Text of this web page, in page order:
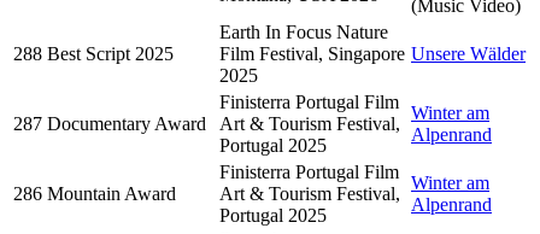
(Music Video)
288 Best Script 2025
Earth In Focus Nature
Film Festival, Singapore
2025
Unsere Wälder
287 Documentary Award
Finisterra Portugal Film
Art & Tourism Festival,
Portugal 2025
Winter am
Alpenrand
286 Mountain Award
Finisterra Portugal Film
Art & Tourism Festival,
Portugal 2025
Winter am
Alpenrand